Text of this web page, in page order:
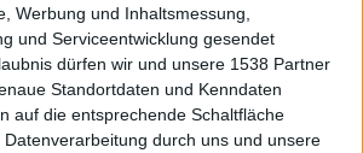
Werbung und Inhaltsmessung,
und Serviceentwicklung gesendet
dürfen wir und unsere 1538 Partner
Standortdaten und Kenndaten
auf die entsprechende Schaltfläche
durch uns und unsere